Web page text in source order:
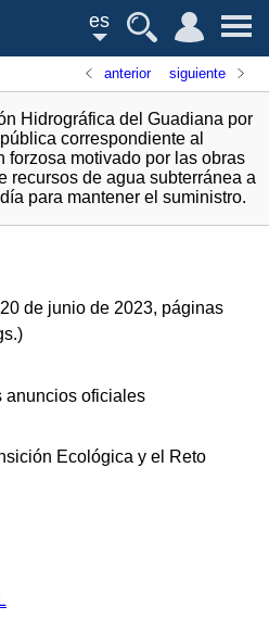
es
anterior siguiente
Hidrográfica del Guadiana por
correspondiente al
forzosa motivado por las obras
recursos de agua subterránea a
para mantener el suministro.
de junio de 2023, páginas
)
anuncios oficiales
Ecológica y el Reto